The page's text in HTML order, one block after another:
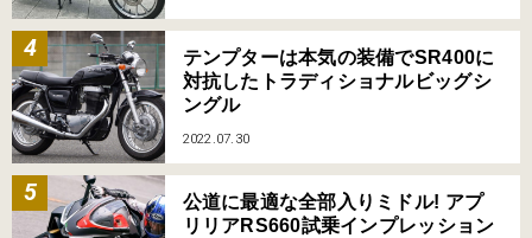
テンプターは本気の装備でSR400に
対抗したトラディショナルビッグシ
ングル
2022.07.30
公道に最適な全部入りミドル! アプ
リリアRS660試乗インプレッション